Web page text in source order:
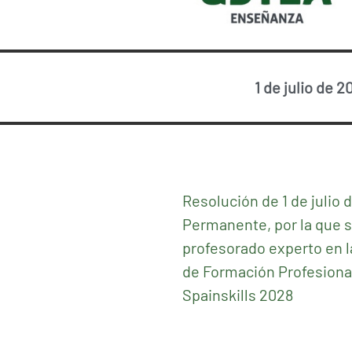
1 de julio de
Resolución de 1 de julio
Permanente, por la que
profesorado experto en
de Formación
Spainskills 2028